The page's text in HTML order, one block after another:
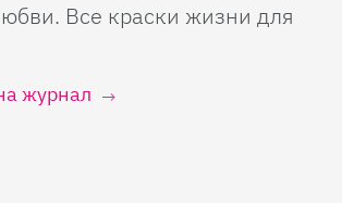
Все краски жизни для
журнал